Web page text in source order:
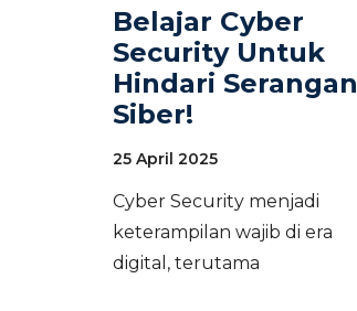
Belajar Cyber
Security Untuk
Hindari Serangan
Siber!
25 April 2025
Cyber Security menjadi
keterampilan wajib di era
digital, terutama